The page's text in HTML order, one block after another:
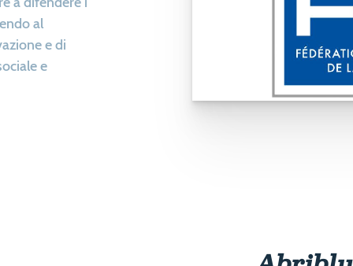
al
e di
e